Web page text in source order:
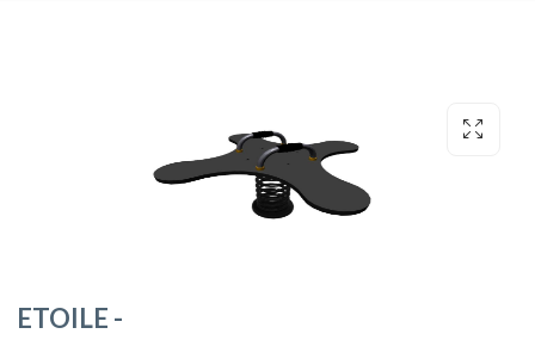
ETOILE -